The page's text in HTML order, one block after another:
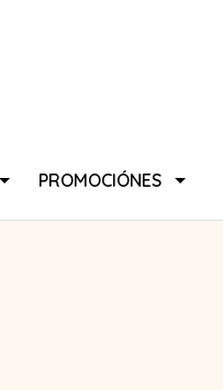
PROMOCIÓNES